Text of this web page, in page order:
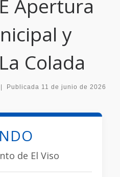
Apertura
y
Colada
Publicada 11 de junio de 2026
de El Viso